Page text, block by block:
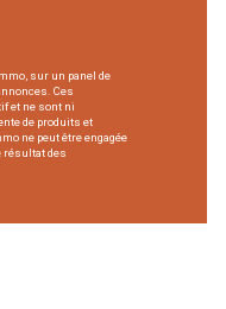
sur un panel de
Ces
et ne sont ni
de produits et
ne peut être engagée
résultat des